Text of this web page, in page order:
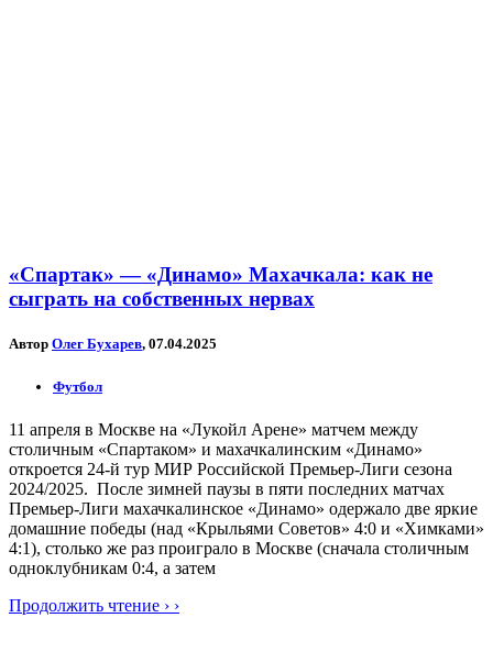
«Спартак» — «Динамо» Махачкала: как не
сыграть на собственных нервах
Автор Олег Бухарев, 07.04.2025
Футбол
11 апреля в Москве на «Лукойл Арене» матчем между
столичным «Спартаком» и махачкалинским «Динамо»
откроется 24-й тур МИР Российской Премьер-Лиги сезона
2024/2025. После зимней паузы в пяти последних матчах
Премьер-Лиги махачкалинское «Динамо» одержало две яркие
домашние победы (над «Крыльями Советов» 4:0 и «Химками»
4:1), столько же раз проиграло в Москве (сначала столичным
одноклубникам 0:4, а затем
Продолжить чтение › ›